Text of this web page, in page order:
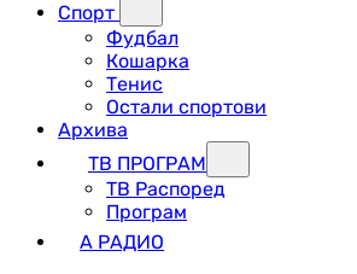
Спорт
Фудбал
Кошарка
Тенис
Остали спортови
Архива
ТВ ПРОГРАМ
ТВ Распоред
Програм
А РАДИО